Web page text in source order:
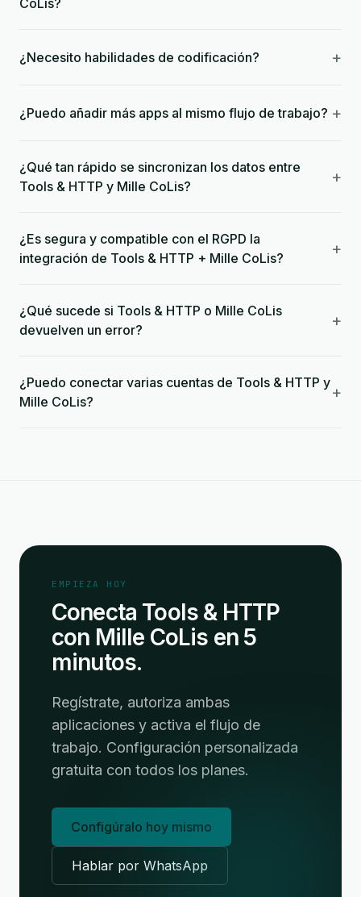
CoLis?
¿Necesito habilidades de codificación? +
¿Puedo añadir más apps al mismo flujo de trabajo? +
¿Qué tan rápido se sincronizan los datos entre
Tools & HTTP y Mille CoLis?
+
¿Es segura y compatible con el RGPD la
integración de Tools & HTTP + Mille CoLis?
+
¿Qué sucede si Tools & HTTP o Mille CoLis
devuelven un error?
+
¿Puedo conectar varias cuentas de Tools & HTTP y
Mille CoLis?
+
EMPIEZA HOY
Conecta Tools & HTTP
con Mille CoLis en 5
minutos.
Regístrate, autoriza ambas
aplicaciones y activa el flujo de
trabajo. Configuración personalizada
gratuita con todos los planes.
Configúralo hoy mismo
Hablar por WhatsApp